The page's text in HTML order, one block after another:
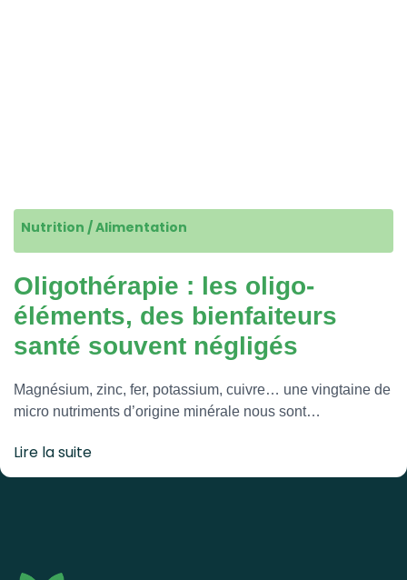
Nutrition / Alimentation
Oligothérapie : les oligo-
éléments, des bienfaiteurs
santé souvent négligés
Magnésium, zinc, fer, potassium, cuivre… une vingtaine de
micro nutriments d’origine minérale nous sont…
Lire la suite